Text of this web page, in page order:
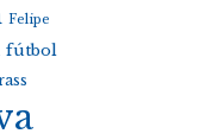
Felipe
fútbol